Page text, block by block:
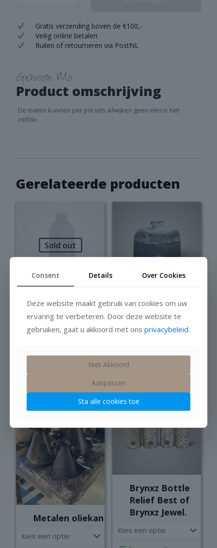
aantal
Gratis verzending boven de €100,-
Veilig online betalen
Ruilen of retourneren via PostNL
Gewoon Mo
Product omschrijving
De maten kunnen per pot iets afwijken geen één is het
zelfde.
Gerelateerde producten
Sold out
Brynxz Bottle
basic neck
majestic brown
Niet op voorraad
Brynxz Pot and
top boost
minimalistic
Op voorraad
€21,95
Metalen oliekan
Brynxz Bottle
Relief Best of
Brynxz Jewel.
Consent Details Over Cookies
Deze website maakt gebruik van cookies om uw
ervaring te verbeteren. Door deze website te
gebruiken, gaat u akkoord met ons privacybeleid.
Niet Akkoord
Aanpassen
Sta alle cookies toe